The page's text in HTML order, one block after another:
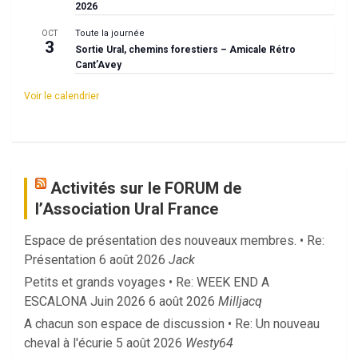
2026
OCT
3
Toute la journée
Sortie Ural, chemins forestiers – Amicale Rétro
Cant’Avey
Voir le calendrier
Activités sur le FORUM de
l’Association Ural France
Espace de présentation des nouveaux membres. • Re:
Présentation 6 août 2026 Jack
Petits et grands voyages • Re: WEEK END A
ESCALONA Juin 2026 6 août 2026 Milljacq
A chacun son espace de discussion • Re: Un nouveau
cheval à l'écurie 5 août 2026 Westy64